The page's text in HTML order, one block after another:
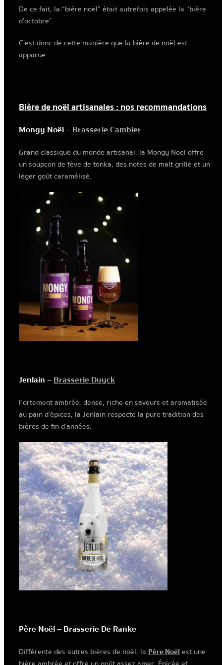
De ce fait, la “bière noël” était autrefois appelée la “bière
d’octobre”.
C’est donc de cette manière que la bière de noël est
apparue.
Bière de noël artisanales : nos recommandations
Mongy Noël –Brasserie Cambier
Grand classique du monde artisanal, la Mongy Noël offre
un soupçon de fève de tonka, des notes de malt grillé et un
léger goût caramélisé.
Jenlain –Brasserie Duyck
Fortement ambrée, dense, riche en saveurs et aromatisée
au pain d’épices, la Jenlain respecte la pure tradition des
bières de fin d’années.
Père Noël – Brasserie De Ranke
Différente des autres bières de noël, la Père Noëlest une